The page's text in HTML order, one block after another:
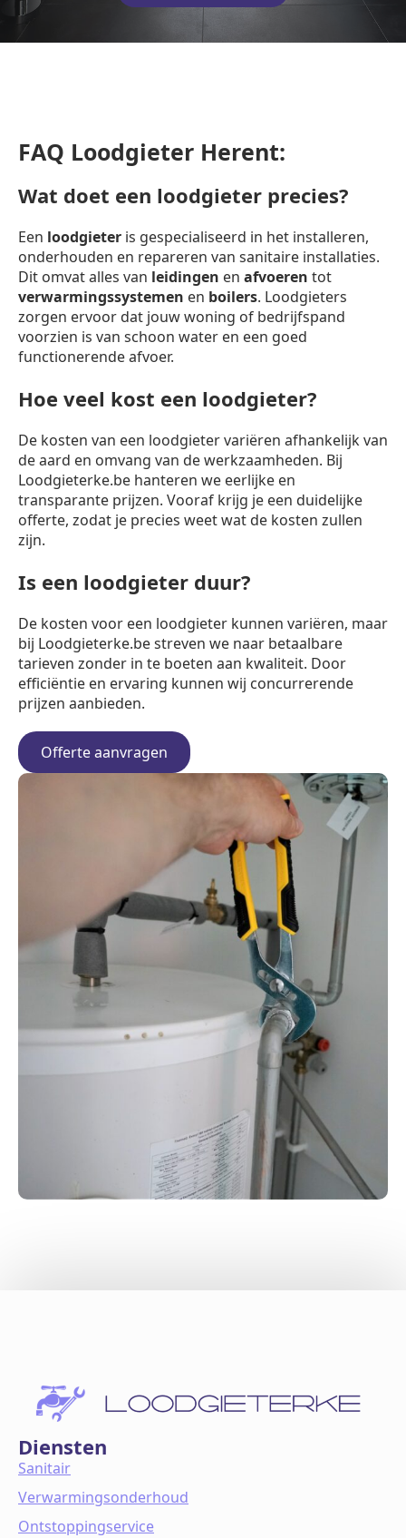
FAQ Loodgieter Herent:
Wat doet een loodgieter precies?
Een loodgieter is gespecialiseerd in het installeren,
onderhouden en repareren van sanitaire installaties.
Dit omvat alles van leidingen en afvoeren tot
verwarmingssystemen en boilers. Loodgieters
zorgen ervoor dat jouw woning of bedrijfspand
voorzien is van schoon water en een goed
functionerende afvoer.
Hoe veel kost een loodgieter?
De kosten van een loodgieter variëren afhankelijk van
de aard en omvang van de werkzaamheden. Bij
Loodgieterke.be hanteren we eerlijke en
transparante prijzen. Vooraf krijg je een duidelijke
offerte, zodat je precies weet wat de kosten zullen
zijn.
Is een loodgieter duur?
De kosten voor een loodgieter kunnen variëren, maar
bij Loodgieterke.be streven we naar betaalbare
tarieven zonder in te boeten aan kwaliteit. Door
efficiëntie en ervaring kunnen wij concurrerende
prijzen aanbieden.
Offerte aanvragen
Diensten
Sanitair
Verwarmingsonderhoud
Ontstoppingservice